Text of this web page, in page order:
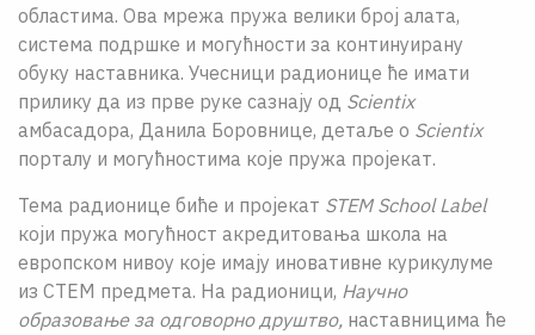
областима. Ова мрежа пружа велики број алата,
система подршке и могућности за континуирану
обуку наставника. Учесници радионице ће имати
прилику да из прве руке сазнају од Scientix
амбасадора, Данила Боровнице, детаље о Scientix
порталу и могућностима које пружа пројекат.
Тема радионице биће и пројекат STEM School Label
који пружа могућност акредитовања школа на
европском нивоу које имају иновативне курикулуме
из СТЕМ предмета. На радионици, Научно
образовање за одговорно друштво, наставницима ће